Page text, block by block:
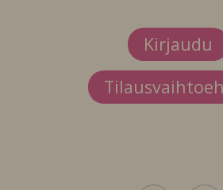
Kirjaudu